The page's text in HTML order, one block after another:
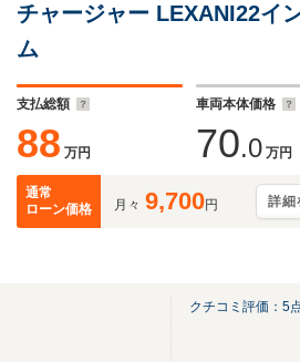
チャージャー LEXANI22イ
ム
支払総額
88 万円
車両本体価格
70.0 万円
通常
ローン価格
月々 9,700円 詳細
クチコミ評価： 5